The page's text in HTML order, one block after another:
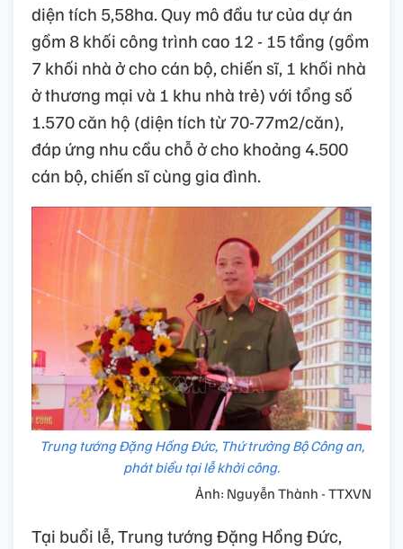
diện tích 5,58ha. Quy mô đầu tư của dự án
gồm 8 khối công trình cao 12 - 15 tầng (gồm
7 khối nhà ở cho cán bộ, chiến sĩ, 1 khối nhà
ở thương mại và 1 khu nhà trẻ) với tổng số
1.570 căn hộ (diện tích từ 70-77m2/căn),
đáp ứng nhu cầu chỗ ở cho khoảng 4.500
cán bộ, chiến sĩ cùng gia đình.
Trung tướng Đặng Hồng Đức, Thứ trưởng Bộ Công an,
phát biểu tại lễ khởi công.
Ảnh: Nguyễn Thành - TTXVN
Tại buổi lễ, Trung tướng Đặng Hồng Đức,